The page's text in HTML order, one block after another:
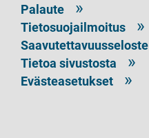
Palaute
Tietosuojailmoitus
Saavutettavuusseloste
Tietoa sivustosta
Evästeasetukset